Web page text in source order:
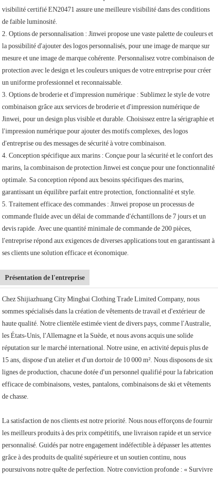
visibilité certifié EN20471 assure une meilleure visibilité dans des conditions
de faible luminosité.
2. Options de personnalisation : Jinwei propose une vaste palette de couleurs et
la possibilité d'ajouter des logos personnalisés, pour une image de marque sur
mesure et une image de marque cohérente. Personnalisez votre combinaison de
protection avec le design et les couleurs uniques de votre entreprise pour créer
un uniforme professionnel et reconnaissable.
3. Options de broderie et d'impression numérique : Sublimez le style de votre
combinaison grâce aux services de broderie et d'impression numérique de
Jinwei, pour un design plus visible et durable. Choisissez entre la sérigraphie et
l'impression numérique pour ajouter des motifs complexes, des logos
d'entreprise ou des messages de sécurité à votre combinaison.
4. Conception spécifique aux marins : Conçue pour la sécurité et le confort des
marins, la combinaison de protection Jinwei est conçue pour une fonctionnalité
optimale. Sa conception répond aux besoins spécifiques des marins,
garantissant un équilibre parfait entre protection, fonctionnalité et style.
5. Traitement efficace des commandes : Jinwei propose un processus de
commande fluide avec un délai de commande d'échantillons de 7 jours et un
devis rapide. Avec une quantité minimale de commande de 200 pièces,
l'entreprise répond aux exigences de diverses applications tout en garantissant à
ses clients une solution efficace et économique.
Présentation de l'entreprise
Chez Shijiazhuang City Mingbai Clothing Trade Limited Company, nous
sommes spécialisés dans la création de vêtements de travail et d'extérieur de
haute qualité. Notre clientèle estimée vient de divers pays, comme l'Australie,
les États-Unis, l'Allemagne et la Suède, et nous avons acquis une solide
réputation sur le marché international. Notre usine, en activité depuis plus de
15 ans, dispose d'un atelier et d'un dortoir de 10 000 m². Nous disposons de six
lignes de production, chacune dotée d'un personnel qualifié pour la fabrication
efficace de combinaisons, vestes, pantalons, combinaisons de ski et vêtements
de chasse.
La satisfaction de nos clients est notre priorité. Nous nous efforçons de fournir
les meilleurs produits à des prix compétitifs, une livraison rapide et un service
personnalisé. Guidés par notre engagement indéfectible à dépasser les attentes
grâce à des produits de qualité supérieure et un soutien continu, nous
poursuivons notre quête de perfection. Notre conviction profonde : « Survivre